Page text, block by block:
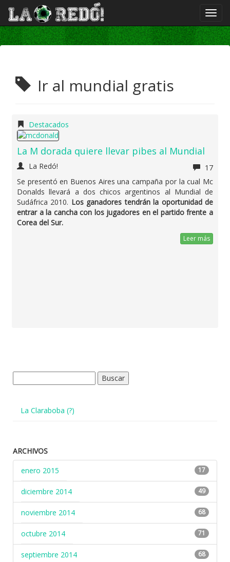
Ir al mundial gratis
Destacados
La M dorada quiere llevar pibes al Mundial
La Redó!
17
Se presentó en Buenos Aires una campaña por la cual Mc
Donalds llevará a dos chicos argentinos al Mundial de
Sudáfrica 2010. Los ganadores tendrán la oportunidad de
entrar a la cancha con los jugadores en el partido frente a
Corea del Sur.
Leer más
La Claraboba (?)
ARCHIVOS
enero 2015
17
diciembre 2014 49
noviembre 2014 68
octubre 2014 71
septiembre 2014 68